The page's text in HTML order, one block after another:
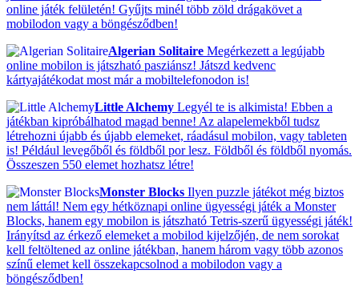
online játék felületén! Gyűjts minél több zöld drágakövet a
mobilodon vagy a böngésződben!
Algerian Solitaire Megérkezett a legújabb
online mobilon is játszható pasziánsz! Játszd kedvenc
kártyajátékodat most már a mobiltelefonodon is!
Little Alchemy Legyél te is alkimista! Ebben a
játékban kipróbálhatod magad benne! Az alapelemekből tudsz
létrehozni újabb és újabb elemeket, ráadásul mobilon, vagy tableten
is! Például levegőből és földből por lesz. Földből és földből nyomás.
Összeszen 550 elemet hozhatsz létre!
Monster Blocks Ilyen puzzle játékot még biztos
nem láttál! Nem egy hétköznapi online ügyességi játék a Monster
Blocks, hanem egy mobilon is játszható Tetris-szerű ügyességi játék!
Irányítsd az érkező elemeket a mobilod kijelzőjén, de nem sorokat
kell feltöltened az online játékban, hanem három vagy több azonos
színű elemet kell összekapcsolnod a mobilodon vagy a
böngésződben!